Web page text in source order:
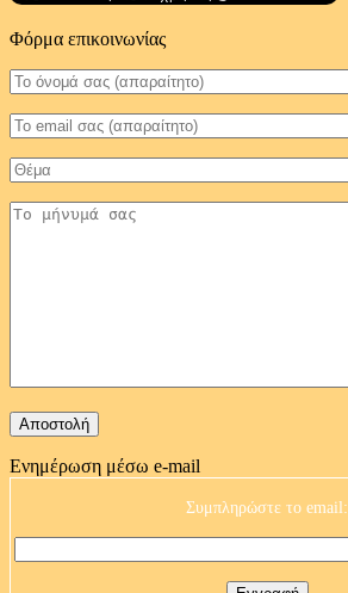
Φόρμα επικοινωνίας
Ενημέρωση μέσω e-mail
Συμπληρώστε το email: